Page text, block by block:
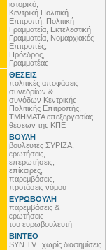
ιστορικό,
Κεντρική Πολιτική
Επιτροπή, Πολιτική
Γραμματεία, Εκτελεστική
Γραμματεία, Νομαρχιακές
Επιτροπές,
Πρόεδρος,
Γραμματέας
ΘΕΣΕΙΣ
πολιτικές αποφάσεις
συνεδρίων &
συνόδων Κεντρικής
Πολιτικής Επιτροπής,
ΤΜΗΜΑΤΑ επεξεργασίας
θέσεων της ΚΠΕ
ΒΟΥΛΗ
βουλευτές ΣΥΡΙΖΑ,
ερωτήσεις,
επερωτήσεις,
επίκαιρες,
παρεμβάσεις,
προτάσεις νόμου
ΕΥΡΩΒΟΥΛΗ
παρεμβάσεις &
ερωτήσεις
του ευρωβουλευτή
ΒΙΝΤΕΟ
SYN TV.. χωρίς διαφημίσεις